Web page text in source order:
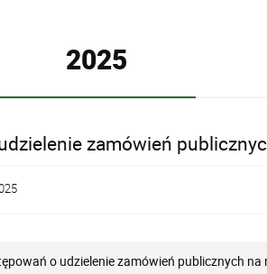
2025
zamówień
o udzielenie zamówień publicznych na